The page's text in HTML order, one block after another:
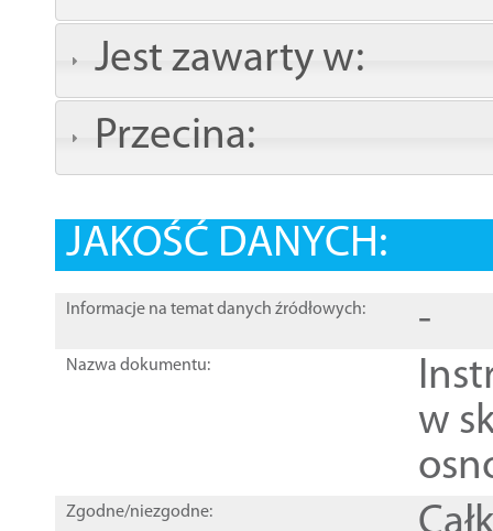
Jest zawarty w:
Przecina:
JAKOŚĆ DANYCH:
Informacje na temat danych źródłowych: -
Nazwa dokumentu:
w
Zgodne/niezgodne: